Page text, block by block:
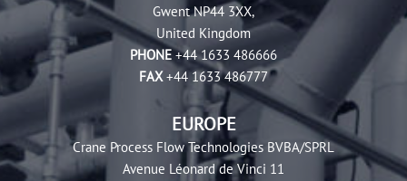
Gwent NP44 3XX,
United Kingdom
PHONE+44 1633 486666
FAX+44 1633 486777
EUROPE
Crane Process Flow Technologies BVBA/SPRL
Avenue Léonard de Vinci 11